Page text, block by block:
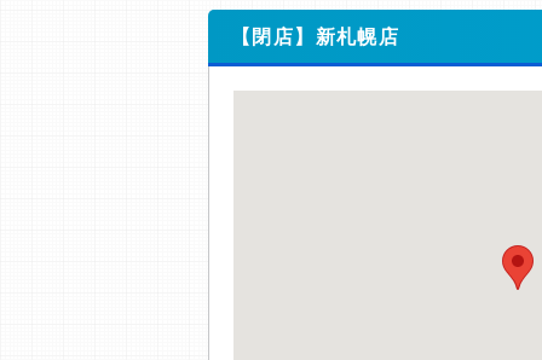
>提携企業一覧
【閉店】新札幌店